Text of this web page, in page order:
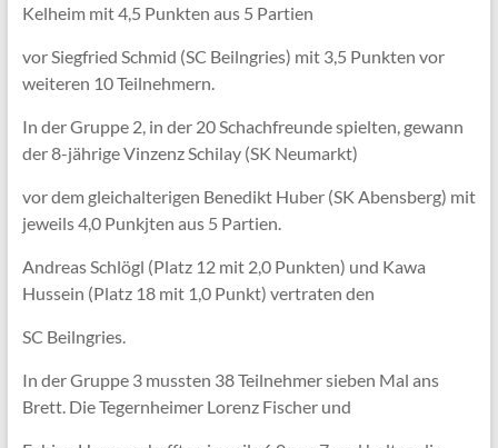
Kelheim mit 4,5 Punkten aus 5 Partien
vor Siegfried Schmid (SC Beilngries) mit 3,5 Punkten vor
weiteren 10 Teilnehmern.
In der Gruppe 2, in der 20 Schachfreunde spielten, gewann
der 8-jährige Vinzenz Schilay (SK Neumarkt)
vor dem gleichalterigen Benedikt Huber (SK Abensberg) mit
jeweils 4,0 Punkjten aus 5 Partien.
Andreas Schlögl (Platz 12 mit 2,0 Punkten) und Kawa
Hussein (Platz 18 mit 1,0 Punkt) vertraten den
SC Beilngries.
In der Gruppe 3 mussten 38 Teilnehmer sieben Mal ans
Brett. Die Tegernheimer Lorenz Fischer und